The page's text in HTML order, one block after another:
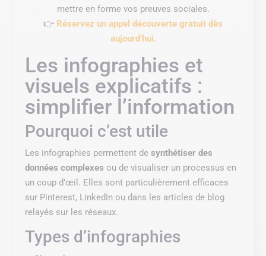
mettre en forme vos preuves sociales.
👉 Réservez un appel découverte gratuit dès
aujourd’hui.
Les infographies et
visuels explicatifs :
simplifier l’information
Pourquoi c’est utile
Les infographies permettent desynthétiser des
données complexes ou de visualiser un processus en
un coup d’œil. Elles sont particulièrement efficaces
sur Pinterest, LinkedIn ou dans les articles de blog
relayés sur les réseaux.
Types d’infographies